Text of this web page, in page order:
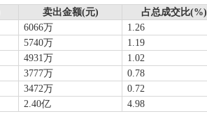
卖出金额(元)
占总成交比(%)
6066万
1.26
5740万
1.19
4931万
1.02
3777万
0.78
3472万
0.72
2.40亿 4.98